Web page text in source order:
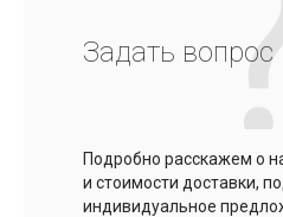
Задать вопрос
Подробно расскажем о
и стоимости доставки,
индивидуальное